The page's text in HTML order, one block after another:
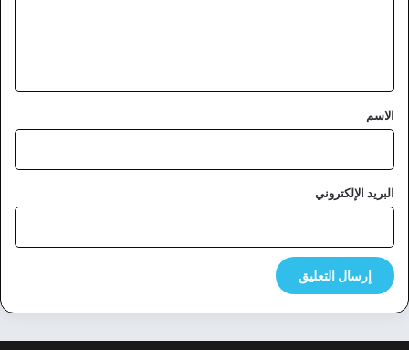
*
الاسم
البريد الإلكتروني